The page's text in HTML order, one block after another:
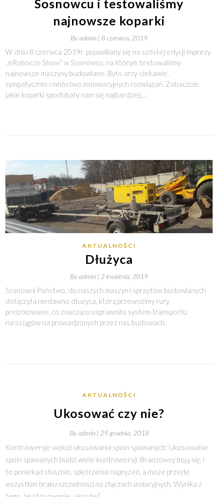
Sosnowcu i testowaliśmy
najnowsze koparki
Byadmin | 8 czerwca, 2019
W dniu 8 czerwca 2019r. pojawiliśmy się na szóstej edycji imprezy
„eRobocze Show” w Sosnowcu, na którym testowaliśmy
najnowsze maszyny budowlane. Było arcy-ciekawie,
sympatycznie i mnóstwo innowacyjnych rozwiązań. Zobaczcie,
jakie koparki spodobały nam się najbardziej.…
AKTUALNOŚCI
Dłużyca
Byadmin | 2 kwietnia, 2019
Szanowni Państwo, do naszych maszyn i sprzętów budowlanych
dołączyła niedawno dłużyca, którą przewozimy rury
preizolowane, co znacząco usprawniło system transportu
rurociągów na prowadzonych przez nas budowach.
AKTUALNOŚCI
Ukosować czy nie?
Byadmin | 29 grudnia, 2018
Kontrowersje wokół ukosowania spoin spawanych: Ukosowanie
spoin spawanych budzi wiele kontrowersji. Branżowcy boją się, i
to poniekąd słusznie, spiętrzenia naprężeń, a może przede
wszystkim braku szczelności na złączach izolacyjnych. Wynika z